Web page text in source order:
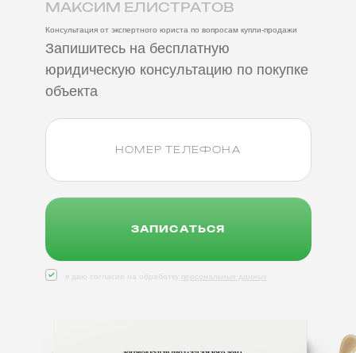
Запишитесь на бесплатную
юридическую консультацию по покупке
объекта
ЗАПИСАТЬСЯ
я даю согласие на обработку персональных данных
МАКСИМ ЕЛИСТРАТОВ
Консультация от экспертного юриста по вопросам купли-продажи